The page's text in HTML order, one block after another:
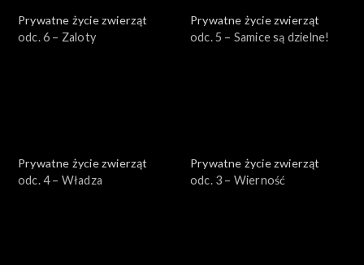
Prywatne życie zwierząt
odc. 6 – Zaloty
Prywatne życie zwierząt
odc. 5 – Samice są dzielne!
Prywatne życie zwierząt
odc. 4 – Władza
Prywatne życie zwierząt
odc. 3 – Wierność